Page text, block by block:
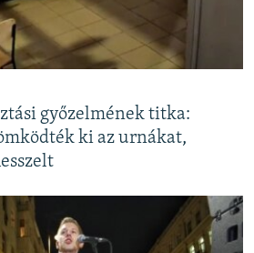
győzelmének titka:
ki az urnákat,